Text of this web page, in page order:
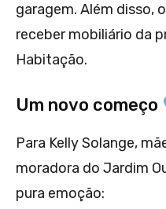
garagem. Além disso,
receber mobiliário da
Habitação.
Um novo começo
Para Kelly Solange,
moradora do Jardim
pura emoção: